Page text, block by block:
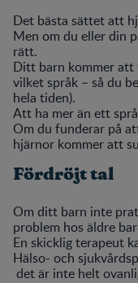
Det bästa sättet att
Men om du eller din
rätt.
Ditt barn kommer att
vilket språk – så du
hela tiden).
Att ha mer än ett
Om du funderar på
hjärnor kommer att
Fördröjt tal
Om ditt barn inte
problem hos äldre
En skicklig terapeut
Hälso- och
det är inte helt